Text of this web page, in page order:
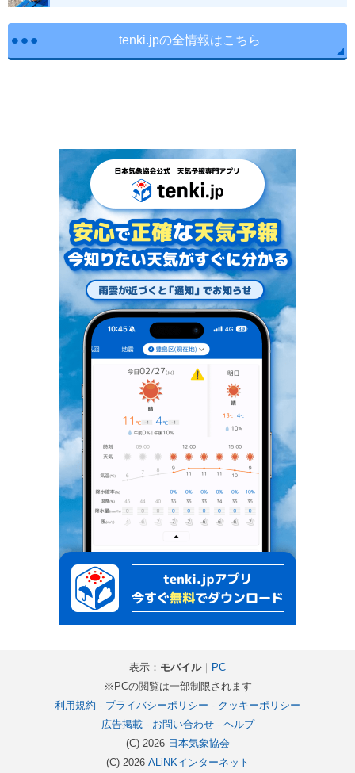
tenki.jpの全情報はこちら
表示： モバイル｜
PC
※PCの閲覧は一部制限されます
利用規約 - プライバシーポリシー - クッキーポリシー
広告掲載- お問い合わせ- ヘルプ
(C) 2026 日本気象協会
(C) 2026 ALiNKインターネット